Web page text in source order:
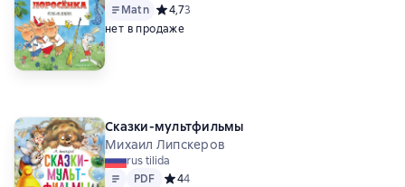
Matn Средний рейтинг 4,7 на основе 3 оценок
4,73
нет в продаже
Сказки-мультфильмы
Михаил Липскеров
rus tilida
Matn
PDF
PDF Средний рейтинг 4 на основе 4 оценок
44